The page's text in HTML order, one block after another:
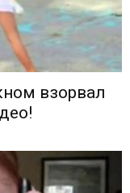
взорвал